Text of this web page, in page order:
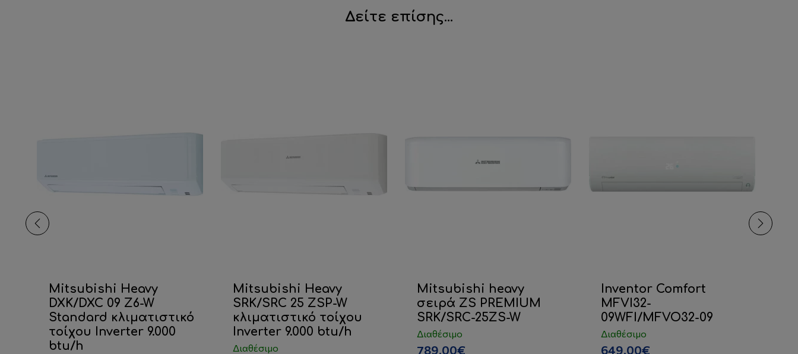
Δείτε επίσης...
Mitsubishi Heavy
DXK/DXC 09 Z6-W
Standard κλιματιστικό
τοίχου Inverter 9.000
btu/h
Mitsubishi Heavy
SRK/SRC 25 ZSP-W
κλιματιστικό τοίχου
Inverter 9.000 btu/h
Διαθέσιμο
Mitsubishi heavy
σειρά ZS PREMIUM
SRK/SRC-25ZS-W
Διαθέσιμο
789.00€
Inventor Comfort
MFVI32-
09WFI/MFVO32-09
Διαθέσιμο
649.00€